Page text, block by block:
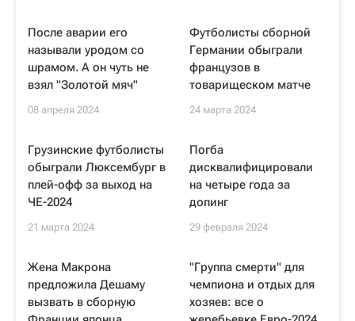
После аварии его
называли уродом со
шрамом. А он чуть не
взял "Золотой мяч"
08 апреля 2024
Футболисты сборной
Германии обыграли
французов в
товарищеском матче
24 марта 2024
Грузинские футболисты
обыграли Люксембург в
плей-офф за выход на
ЧЕ-2024
21 марта 2024
Погба
дисквалифицировали
на четыре года за
допинг
29 февраля 2024
Жена Макрона
предложила Дешаму
вызвать в сборную
"Группа смерти" для
чемпиона и отдых для
хозяев: все о